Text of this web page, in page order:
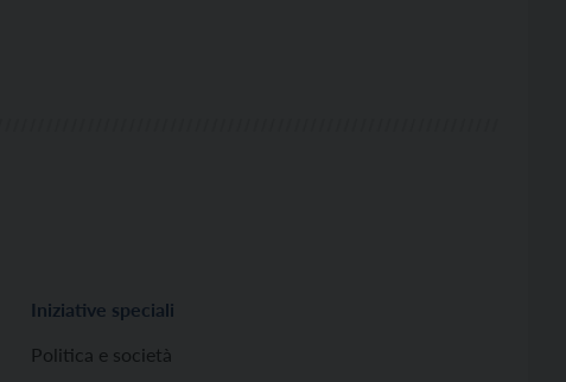
Iniziative speciali
Politica e società